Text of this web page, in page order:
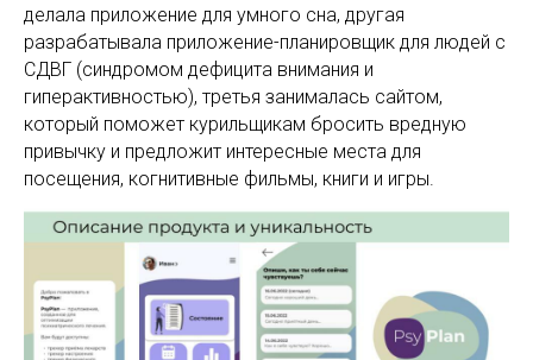
делала приложение для умного сна, другая
разрабатывала приложение-планировщик для людей с
СДВГ (синдромом дефицита внимания и
гиперактивностью), третья занималась сайтом,
который поможет курильщикам бросить вредную
привычку и предложит интересные места для
посещения, когнитивные фильмы, книги и игры.